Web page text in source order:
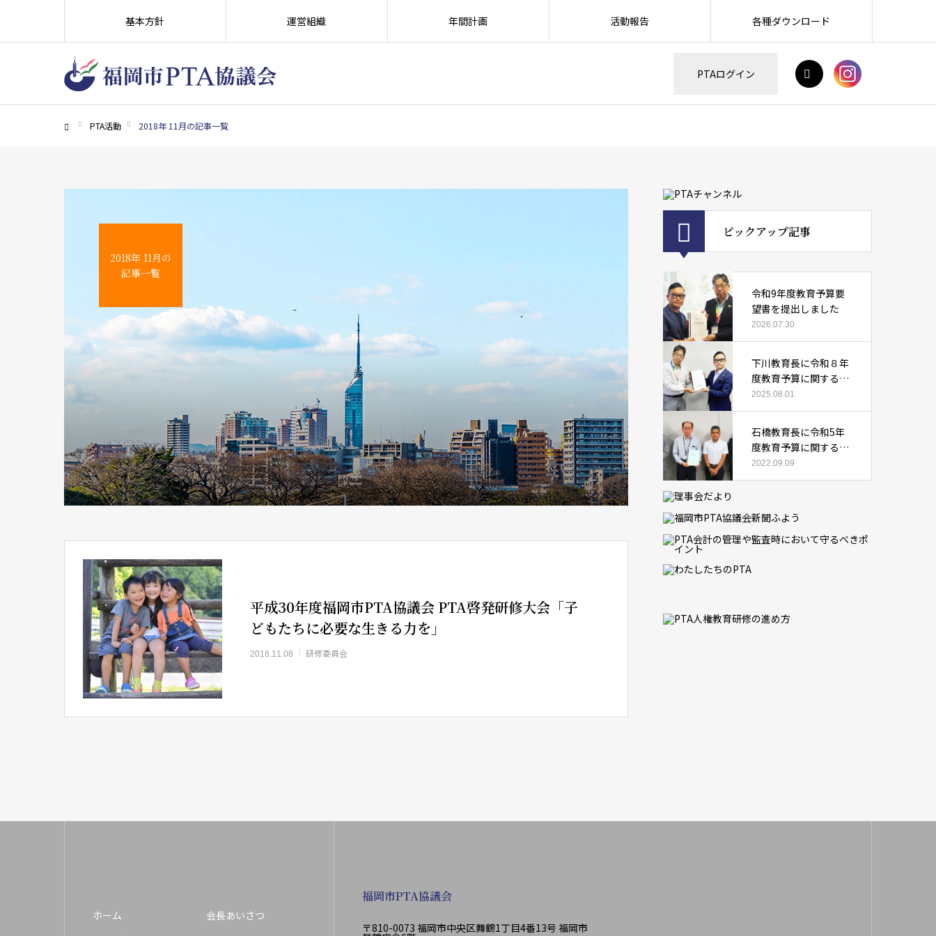
PTAログイン
基本方針 運営組織 年間計画 活動報告 各種ダウンロード
PTA活動 2018年 11月の記事一覧
2018年 11月の
記事一覧
平成30年度福岡市PTA協議会 PTA啓発研修大会「子
どもたちに必要な生きる力を」
2018.11.08 研修委員会
ピックアップ記事
令和9年度教育予算要
望書を提出しました
2026.07.30
下川教育長に令和８年
度教育予算に関する要
望書を提出しました
2025.08.01
石橋教育長に令和5年
度教育予算に関する要
望書を提出しました
2022.09.09
ホーム
会長あいさつ
福岡市PTA協議会
〒810-0073 福岡市中央区舞鶴1丁目4番13号 福岡市